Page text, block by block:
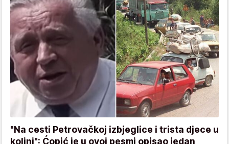
"Na cesti Petrovačkoj izbjeglice i trista djece u
kolini": Ćopić je u ovoj pesmi opisao jedan